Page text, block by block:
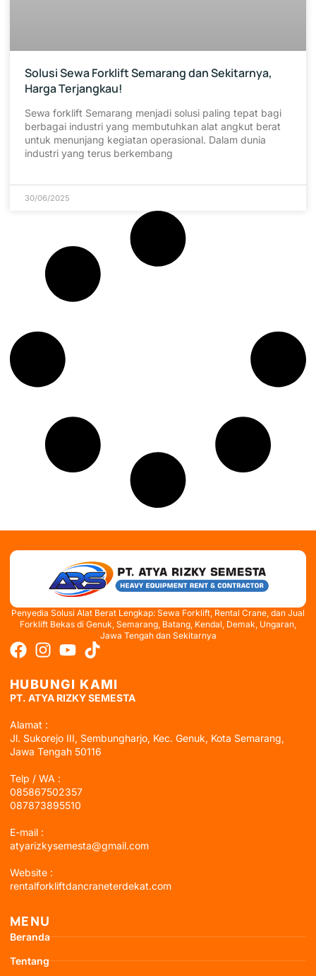
Solusi Sewa Forklift Semarang dan Sekitarnya,
Harga Terjangkau!
Sewa forklift Semarang menjadi solusi paling tepat bagi
berbagai industri yang membutuhkan alat angkut berat
untuk menunjang kegiatan operasional. Dalam dunia
industri yang terus berkembang
30/06/2025
Penyedia Solusi Alat Berat Lengkap: Sewa Forklift, Rental Crane, dan Jual
Forklift Bekas di Genuk, Semarang, Batang, Kendal, Demak, Ungaran,
Jawa Tengah dan Sekitarnya
HUBUNGI KAMI
PT. ATYA RIZKY SEMESTA
Alamat :
Jl. Sukorejo III, Sembungharjo, Kec. Genuk, Kota Semarang,
Jawa Tengah 50116
Telp / WA :
085867502357
087873895510
E-mail :
atyarizkysemesta@gmail.com
Website :
rentalforkliftdancraneterdekat.com
MENU
Beranda
Tentang